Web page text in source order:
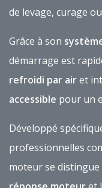
de levage, curage
Grâce à son
démarrage est
refroidi par airet
accessible pour un
Développé
professionnelles
moteur se distingue